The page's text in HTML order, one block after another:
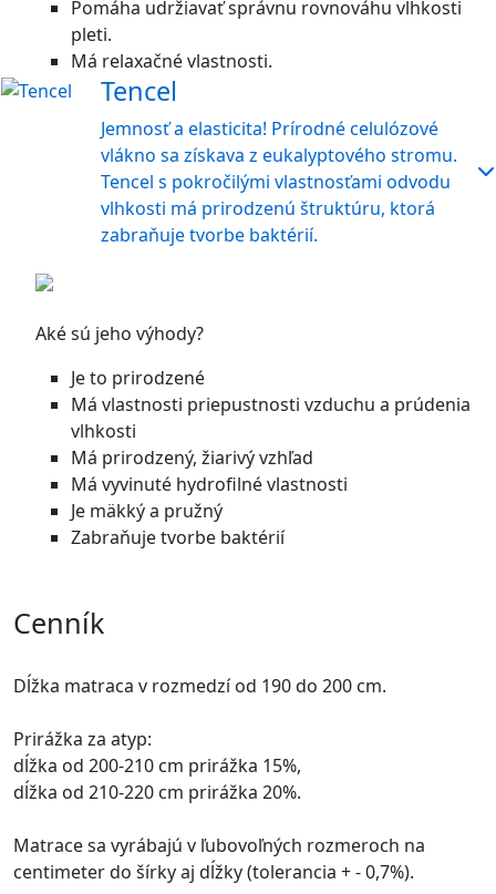
Pomáha udržiavať správnu rovnováhu vlhkosti
pleti.
Má relaxačné vlastnosti.
Tencel
Jemnosť a elasticita! Prírodné celulózové
vlákno sa získava z eukalyptového stromu.
Tencel s pokročilými vlastnosťami odvodu
vlhkosti má prirodzenú štruktúru, ktorá
zabraňuje tvorbe baktérií.
Aké sú jeho výhody?
Je to prirodzené
Má vlastnosti priepustnosti vzduchu a prúdenia
vlhkosti
Má prirodzený, žiarivý vzhľad
Má vyvinuté hydrofilné vlastnosti
Je mäkký a pružný
Zabraňuje tvorbe baktérií
Cenník
Dĺžka matraca v rozmedzí od 190 do 200 cm.
Prirážka za atyp:
dĺžka od 200-210 cm prirážka 15%,
dĺžka od 210-220 cm prirážka 20%.
Matrace sa vyrábajú v ľubovoľných rozmeroch na
centimeter do šírky aj dĺžky (tolerancia + - 0,7%).